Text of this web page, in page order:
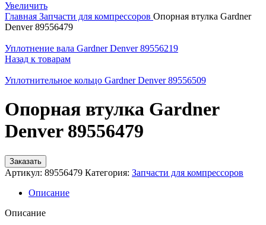
Увеличить
Главная Запчасти для компрессоров Опорная втулка Gardner
Denver 89556479
Уплотнение вала Gardner Denver 89556219
Назад к товарам
Уплотнительное кольцо Gardner Denver 89556509
Опорная втулка Gardner
Denver 89556479
Заказать
Артикул: 89556479 Категория: Запчасти для компрессоров
Описание
Описание